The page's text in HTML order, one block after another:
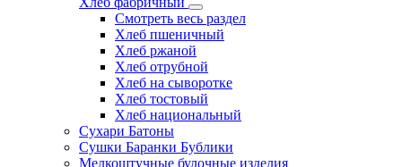
Смотреть весь раздел
Хлеб пшеничный
Хлеб ржаной
Хлеб отрубной
Хлеб на сыворотке
Хлеб тостовый
Хлеб национальный
Сухари Батоны
Сушки Баранки Бублики
Мелкоштучные булочные изделия